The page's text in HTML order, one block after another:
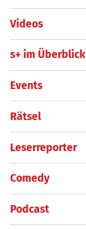
Videos
s+ im Überblick
Events
Rätsel
Leserreporter
Comedy
Podcast